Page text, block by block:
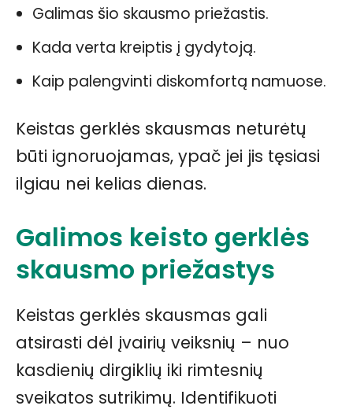
Galimas šio skausmo priežastis.
Kada verta kreiptis į gydytoją.
Kaip palengvinti diskomfortą namuose.
Keistas gerklės skausmas neturėtų
būti ignoruojamas, ypač jei jis tęsiasi
ilgiau nei kelias dienas.
Galimos keisto gerklės
skausmo priežastys
Keistas gerklės skausmas gali
atsirasti dėl įvairių veiksnių – nuo
kasdienių dirgiklių iki rimtesnių
sveikatos sutrikimų. Identifikuoti